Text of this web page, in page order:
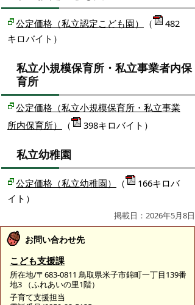
公定価格（私立認定こども園） （
482
キロバイト）
私立小規模保育所・私立事業者内保
育所
公定価格（私立小規模保育所・私立事業
所内保育所）
（ 398キロバイト）
私立幼稚園
公定価格（私立幼稚園） （
166キロバ
イト）
掲載日：2026年5月8日
お問い合わせ先
こども支援課
所在地/〒683-0811 鳥取県米子市錦町一丁目139番
地3 （ふれあいの里1階）
子育て支援担当